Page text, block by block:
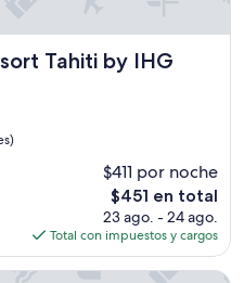
Tahiti by IHG
by IHG
$411 por noche
El
precio
actual
es
de
$451 en total
23 ago. - 24 ago.
Total con impuestos y cargos